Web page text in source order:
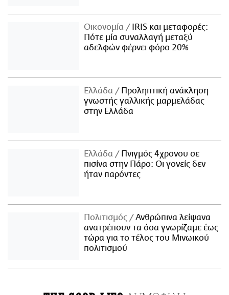
Οικονομία
IRIS και μεταφορές:
Πότε μία συναλλαγή μεταξύ
αδελφών φέρνει φόρο 20%
Ελλάδα
Προληπτική ανάκληση
γνωστής γαλλικής μαρμελάδας
στην Ελλάδα
Ελλάδα
Πνιγμός 4χρονου σε
πισίνα στην Πάρο: Οι γονείς δεν
ήταν παρόντες
Πολιτισμός
Ανθρώπινα λείψανα
ανατρέπουν τα όσα γνωρίζαμε έως
τώρα για το τέλος του Μινωικού
πολιτισμού